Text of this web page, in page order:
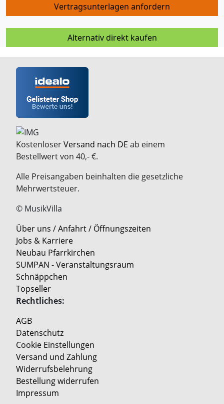
Vertragsunterlagen anfordern
Alternativ direkt kaufen
KostenloserVersand nach DE ab einem
Bestellwert von 40,- €.
Alle Preisangaben beinhalten die gesetzliche
Mehrwertsteuer.
© MusikVilla
Über uns / Anfahrt / Öffnungszeiten
Jobs & Karriere
Neubau Pfarrkirchen
SUMPAN - Veranstaltungsraum
Schnäppchen
Topseller
Rechtliches:
AGB
Datenschutz
Cookie Einstellungen
Versand und Zahlung
Widerrufsbelehrung
Bestellung widerrufen
Impressum